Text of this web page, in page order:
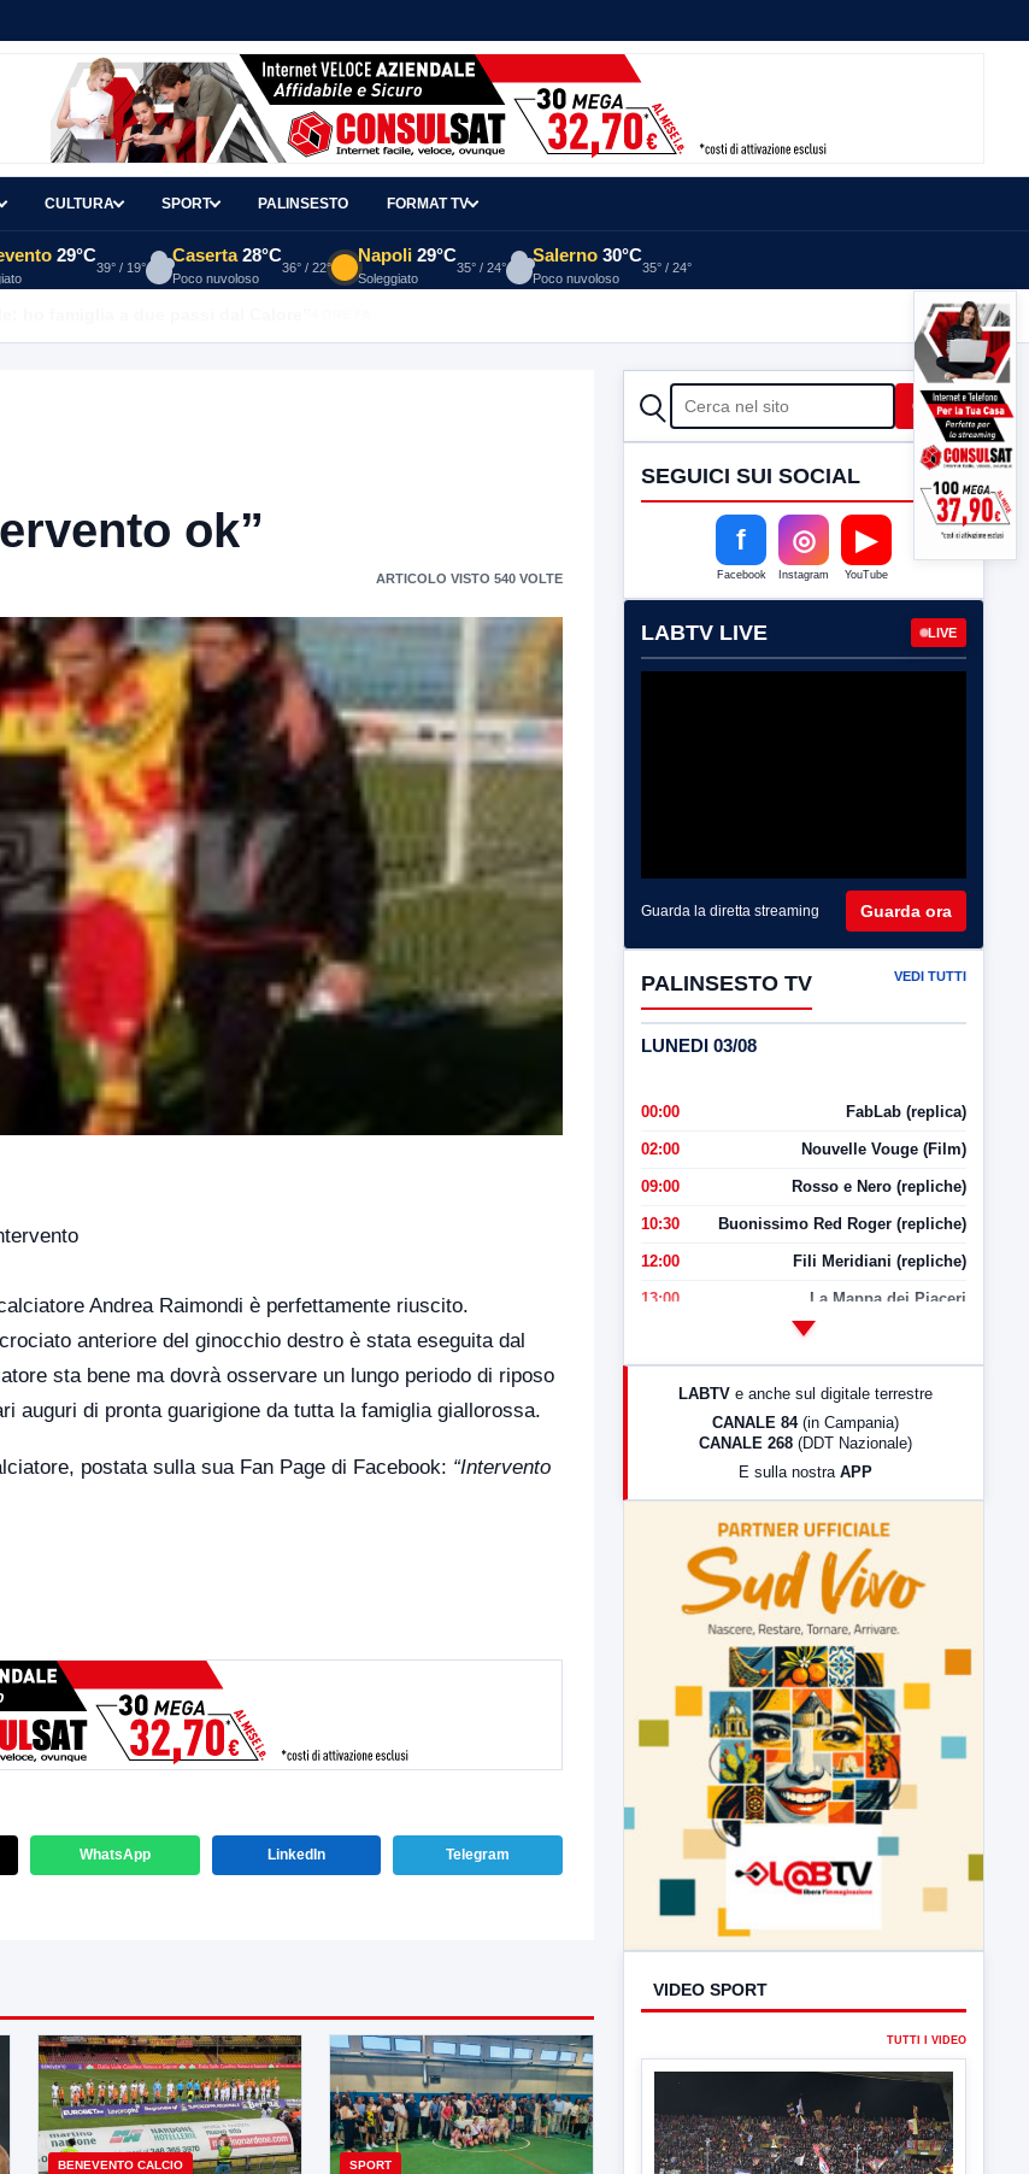
CULTURA SPORT PALINSESTO FORMAT TV
29°C
39° / 19°
Caserta 28°C
Poco nuvoloso
36° / 22°
Napoli 29°C
Soleggiato
35° / 24°
Salerno 30°C
Poco nuvoloso
35° / 24°
ok”
ARTICOLO VISTO 540 VOLTE
Andrea Raimondi è perfettamente riuscito.
anteriore del ginocchio destro è stata eseguita dal
sta bene ma dovrà osservare un lungo periodo di riposo
auguri di pronta guarigione da tutta la famiglia giallorossa.
postata sulla sua Fan Page di Facebook: “Intervento
WhatsApp LinkedIn Telegram
BENEVENTO CALCIO SPORT
CERCA Cerca
SEGUICI SUI SOCIAL
f
Facebook
◎
Instagram
▶
YouTube
LABTV LIVE LIVE
Guarda la diretta streaming Guarda ora
PALINSESTO TV VEDI TUTTI
LUNEDI 03/08
00:00 FabLab (replica)
02:00 Nouvelle Vouge (Film)
09:00 Rosso e Nero (repliche)
10:30 Buonissimo Red Roger (repliche)
12:00 Fili Meridiani (repliche)
13:00 La Mappa dei Piaceri
LabNews (Diretta)
LabNews (replica)
LABTV e anche sul digitale terrestre
CANALE 84 (in Campania)
CANALE 268 (DDT Nazionale)
E sulla nostra APP
VIDEO SPORT
TUTTI I VIDEO